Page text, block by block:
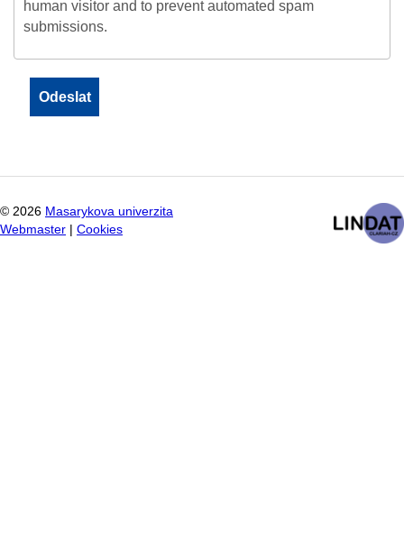
human visitor and to prevent automated spam
submissions.
© 2026 Masarykova univerzita
Webmaster
Cookies